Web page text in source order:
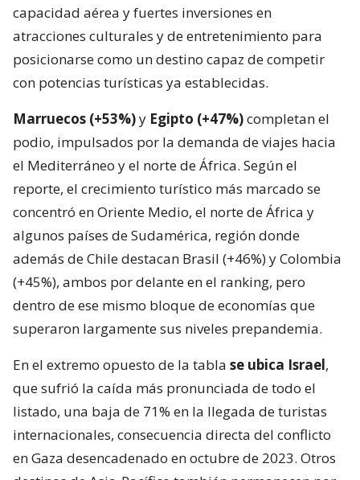
capacidad aérea y fuertes inversiones en
atracciones culturales y de entretenimiento para
posicionarse como un destino capaz de competir
con potencias turísticas ya establecidas.
Marruecos (+53%)y Egipto (+47%)completan el
podio, impulsados por la demanda de viajes hacia
el Mediterráneo y el norte de África. Según el
reporte, el crecimiento turístico más marcado se
concentró en Oriente Medio, el norte de África y
algunos países de Sudamérica, región donde
además de Chile destacan Brasil (+46%) y Colombia
(+45%), ambos por delante en el ranking, pero
dentro de ese mismo bloque de economías que
superaron largamente sus niveles prepandemia.
En el extremo opuesto de la tabla se ubica Israel,
que sufrió la caída más pronunciada de todo el
listado, una baja de 71% en la llegada de turistas
internacionales, consecuencia directa del conflicto
en Gaza desencadenado en octubre de 2023. Otros